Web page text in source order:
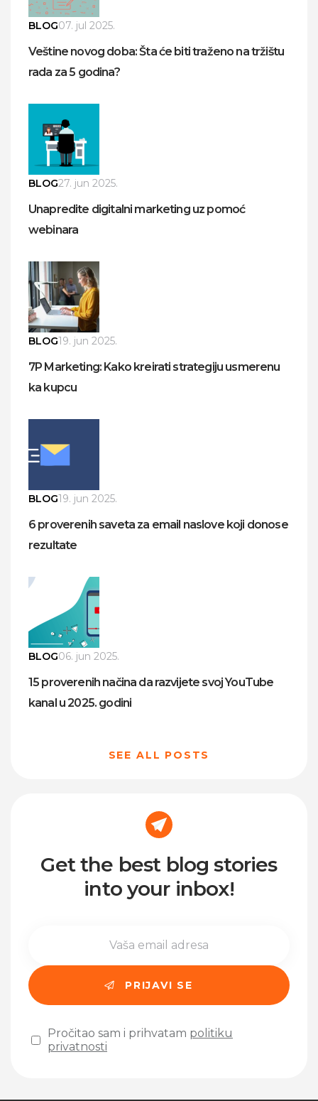
BLOG07. jul 2025.
Veštine novog doba: Šta će biti traženo na tržištu
rada za 5 godina?
BLOG27. jun 2025.
Unapredite digitalni marketing uz pomoć
webinara
BLOG19. jun 2025.
7P Marketing: Kako kreirati strategiju usmerenu
ka kupcu
BLOG19. jun 2025.
6 proverenih saveta za email naslove koji donose
rezultate
BLOG06. jun 2025.
15 proverenih načina da razvijete svoj YouTube
kanal u 2025. godini
SEE ALL POSTS
Get the best blog stories
into your inbox!
Pročitao sam i prihvatam politiku
privatnosti